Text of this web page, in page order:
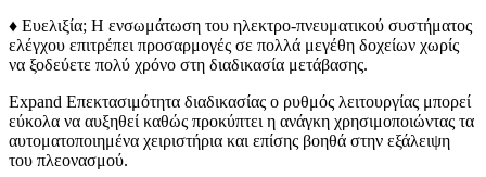
♦ Ευελιξία; Η ενσωμάτωση του ηλεκτρο-πνευματικού συστήματος
ελέγχου επιτρέπει προσαρμογές σε πολλά μεγέθη δοχείων χωρίς
να ξοδεύετε πολύ χρόνο στη διαδικασία μετάβασης.
Expand Επεκτασιμότητα διαδικασίας ο ρυθμός λειτουργίας μπορεί
εύκολα να αυξηθεί καθώς προκύπτει η ανάγκη χρησιμοποιώντας τα
αυτοματοποιημένα χειριστήρια και επίσης βοηθά στην εξάλειψη
του πλεονασμού.